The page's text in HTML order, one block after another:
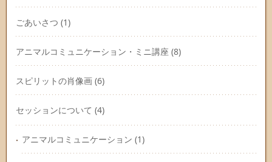
ごあいさつ (1)
アニマルコミュニケーション・ミニ講座 (8)
スピリットの肖像画 (6)
セッションについて (4)
アニマルコミュニケーション (1)